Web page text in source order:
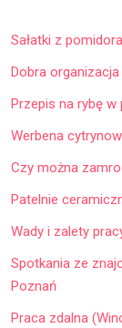
Sałatki z
Dobra
Przepis na rybę w
Werbena
Czy można
Patelnie
Wady i zalety
Spotkania ze
Poznań
Praca zdalna